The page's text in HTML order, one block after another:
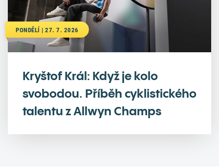
PONDĚLÍ | 27. 7. 2026
Kryštof Král: Když je kolo
svobodou. Příběh cyklistického
talentu z Allwyn Champs